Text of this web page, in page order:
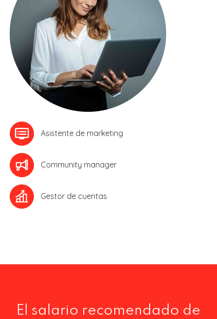
Asistente de marketing
Community manager
Gestor de cuentas
El salario recomendado de